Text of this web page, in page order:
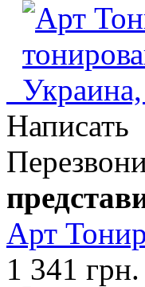
Написать
Арт
1 341 грн.